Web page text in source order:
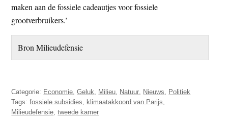
maken aan de fossiele cadeautjes voor fossiele
grootverbruikers.’
Bron Milieudefensie
Categorie: Economie,Geluk, Milieu, Natuur, Nieuws, Politiek
Tags:fossiele subsidies, klimaatakkoord van Parijs,
Milieudefensie,tweede kamer